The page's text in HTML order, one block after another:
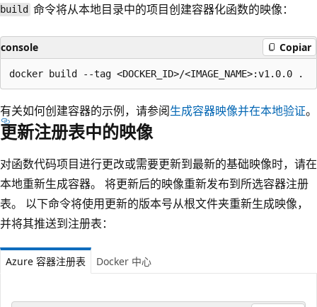
build 命令将从本地目录中的项目创建容器化函数的映像：
console Copiar
有关如何创建容器的示例，请参阅生成容器映像并在本地验证。
更新注册表中的映像
对函数代码项目进行更改或需要更新到最新的基础映像时，请在
本地重新生成容器。 将更新后的映像重新发布到所选容器注册
表。 以下命令将使用更新的版本号从根文件夹重新生成映像，
并将其推送到注册表：
Azure 容器注册表 Docker 中心